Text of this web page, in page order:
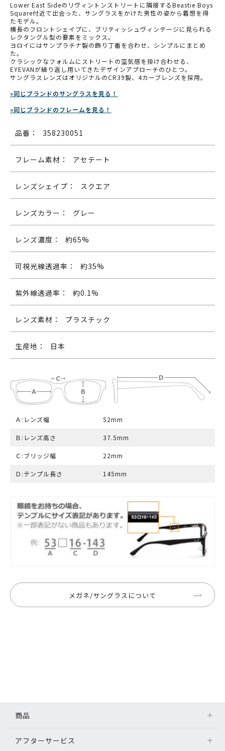
Lower East Sideのリヴィントンストリートに隣接するBeastie Boys
Square付近で出会った、サングラスをかけた男性の姿から着想を得
たモデル。
横長のフロントシェイプに、ブリティッシュヴィンテージに見られる
レクタングル型の要素をミックス。
ヨロイにはサンプラチナ製の飾り丁番を合わせ、シンプルにまとめ
た。
クラシックなフォルムにストリートの空気感を掛け合わせる、
EYEVANが繰り返し用いてきたデザインアプローチのひとつ。
サングラスレンズはオリジナルのCR39製、4カーブレンズを採用。
»同じブランドのサングラスを見る！
»同じブランドのフレームを見る！
品番： 358230051
フレーム素材： アセテート
レンズシェイプ： スクエア
レンズカラー： グレー
レンズ濃度： 約65%
可視光線透過率： 約35%
紫外線透過率： 約0.1%
レンズ素材： プラスチック
生産地： 日本
Ａ:レンズ幅 52mm
Ｂ:レンズ高さ 37.5mm
Ｃ:ブリッジ幅 22mm
Ｄ:テンプル長さ 145mm
メガネ/サングラスについて
商品
アフターサービス